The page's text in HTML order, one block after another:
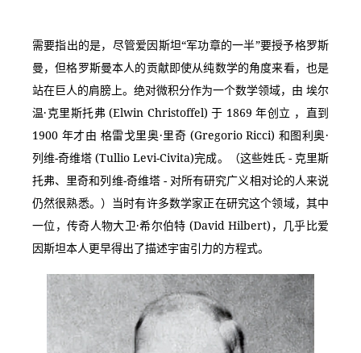
需要指出的是，尽管爱因斯坦“军功章的一半”要授予格罗斯
曼，但格罗斯曼本人的贡献即使从纯数学的角度来看，也是
站在巨人的肩膀上。绝对微积分作为一个数学领域，由 埃尔
温·克里斯托弗 (Elwin Christoffel) 于 1869 年创立 ，直到
1900 年才由 格雷戈里奥·里奇 (Gregorio Ricci) 和图利奥·
列维-奇维塔 (Tullio Levi-Civita)完成。（这些姓氏 - 克里斯
托弗、里奇和列维-奇维塔 - 对所有研究广义相对论的人来说
仍然很熟悉。）当时有许多数学家正在研究这个领域，其中
一位，传奇人物大卫·希尔伯特 (David Hilbert)，几乎比爱
因斯坦本人更早得出了描述宇宙引力的方程式。